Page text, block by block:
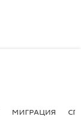
МИГРАЦИЯ